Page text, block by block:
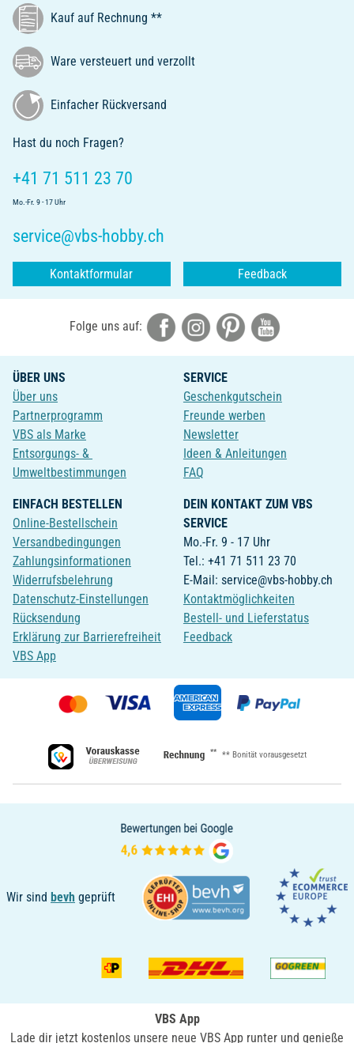
Kauf auf Rechnung **
Ware versteuert und verzollt
Einfacher Rückversand
Hast du noch Fragen?
+41 71 511 23 70
Mo.-Fr. 9 - 17 Uhr
service@vbs-hobby.ch
Kontaktformular Feedback
Folge uns auf:
ÜBER UNS
Über uns
Partnerprogramm
VBS als Marke
Entsorgungs- &
Umweltbestimmungen
SERVICE
Geschenkgutschein
Freunde werben
Newsletter
Ideen & Anleitungen
FAQ
EINFACH BESTELLEN
Online-Bestellschein
Versandbedingungen
Zahlungsinformationen
Widerrufsbelehrung
Datenschutz-Einstellungen
Rücksendung
Erklärung zur Barrierefreiheit
VBS App
DEIN KONTAKT ZUM VBS
SERVICE
Mo.-Fr. 9 - 17 Uhr
Tel.: +41 71 511 23 70
E-Mail: service@vbs-hobby.ch
Kontaktmöglichkeiten
Bestell- und Lieferstatus
Feedback
** ** Bonität vorausgesetzt
Wir sind bevh geprüft
VBS App
Lade dir jetzt kostenlos unsere neue VBS App runter und genieße